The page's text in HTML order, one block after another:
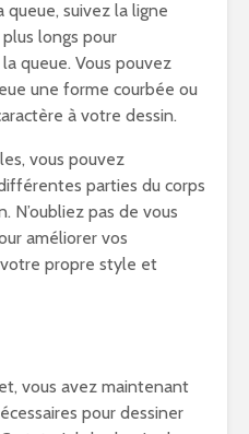
queue, suivez la ligne
longs pour
queue. Vous pouvez
une forme courbée ou
à votre dessin.
vous pouvez
parties du corps
N’oubliez pas de vous
améliorer vos
propre style et
vous avez maintenant
pour dessiner